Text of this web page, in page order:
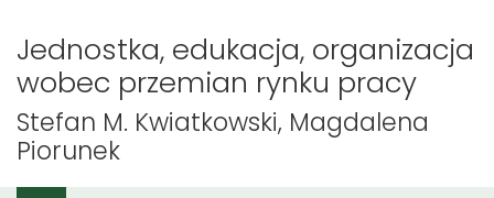
Jednostka, edukacja, organizacja
wobec przemian rynku pracy
Stefan M. Kwiatkowski, Magdalena
Piorunek